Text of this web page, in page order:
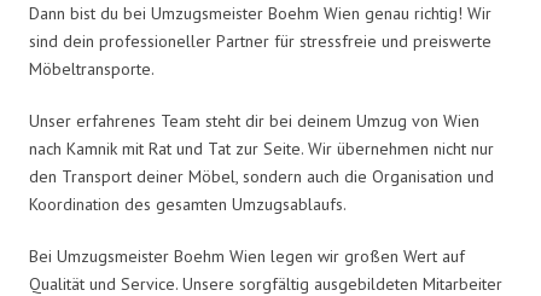
Dann bist du bei Umzugsmeister Boehm Wien genau richtig! Wir
sind dein professioneller Partner für stressfreie und preiswerte
Möbeltransporte.
Unser erfahrenes Team steht dir bei deinem Umzug von Wien
nach Kamnik mit Rat und Tat zur Seite. Wir übernehmen nicht nur
den Transport deiner Möbel, sondern auch die Organisation und
Koordination des gesamten Umzugsablaufs.
Bei Umzugsmeister Boehm Wien legen wir großen Wert auf
Qualität und Service. Unsere sorgfältig ausgebildeten Mitarbeiter